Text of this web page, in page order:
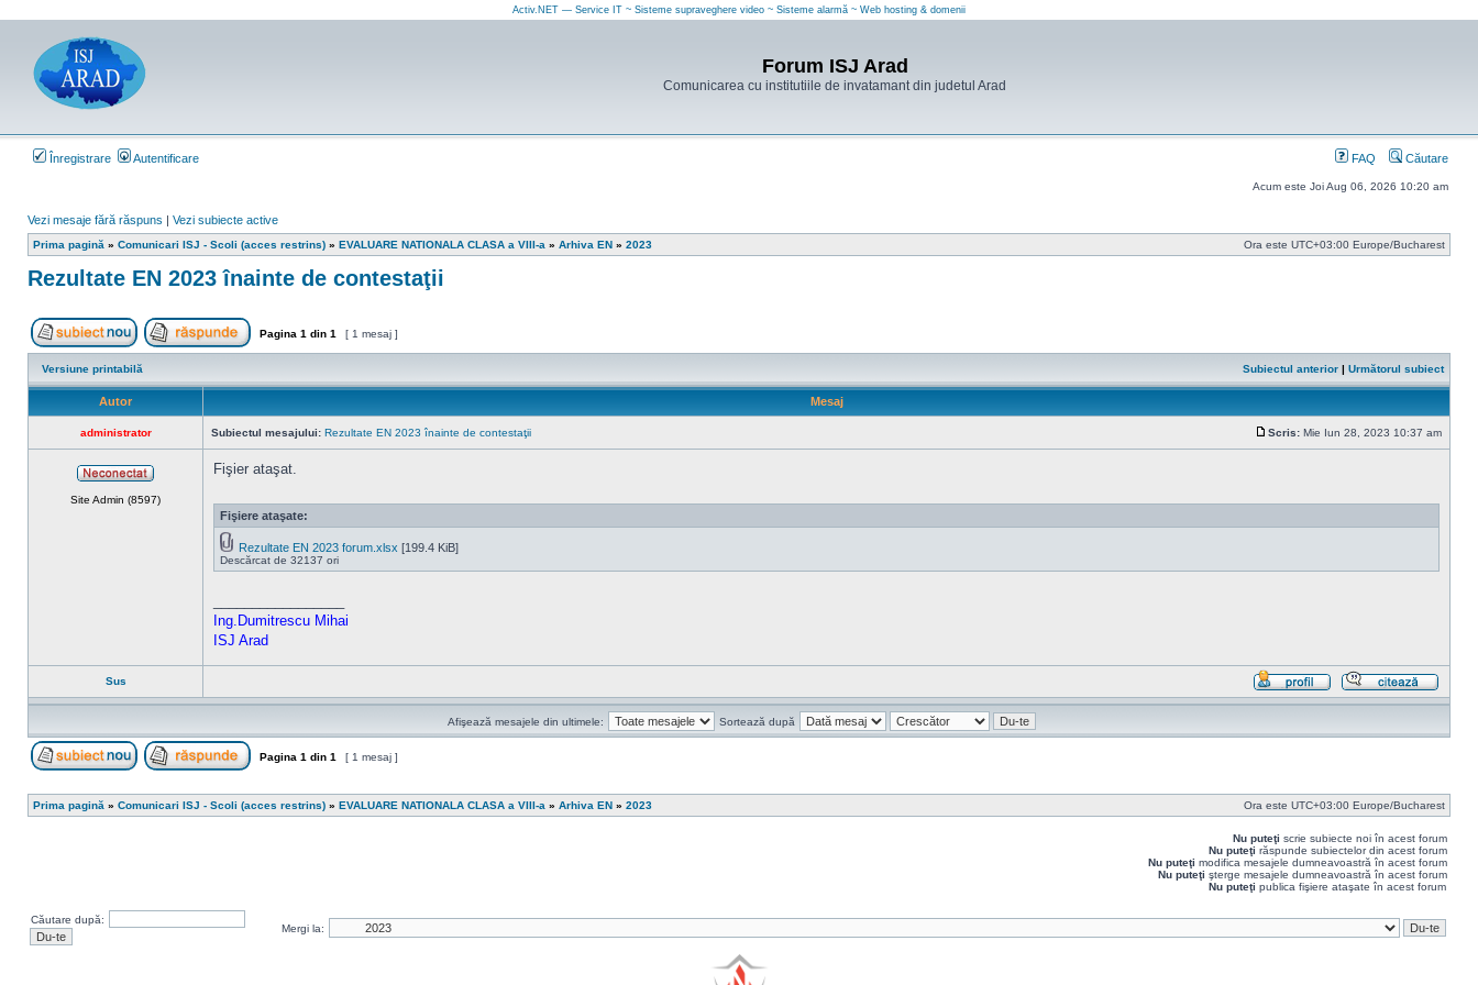
Activ.NET — Service IT ~ Sisteme supraveghere video ~ Sisteme alarmă ~ Web hosting & domenii
Forum ISJ Arad
Comunicarea cu institutiile de invatamant din judetul Arad
Înregistrare Autentificare FAQ Căutare
Acum este Joi Aug 06, 2026 10:20 am
Vezi mesaje fără răspuns | Vezi subiecte active
Prima pagină » Comunicari ISJ - Scoli (acces restrins) » EVALUARE NATIONALA CLASA a VIII-a » Arhiva EN » 2023 Ora este UTC+03:00 Europe/Bucharest
Rezultate EN 2023 înainte de contestaţii
Scrie un subiect nou Răspunde la subiect
Pagina 1 din 1 [ 1 mesaj ]
Versiune printabilă Subiectul anterior | Următorul subiect
Autor Mesaj
administrator Subiectul mesajului: Rezultate EN 2023 înainte de contestaţii
Scris: Mie Iun 28, 2023 10:37 am
Site Admin (8597)
Fişier ataşat.
Fişiere ataşate:
Rezultate EN 2023 forum.xlsx [199.4 KiB]
Descărcat de 32137 ori
Ing.Dumitrescu Mihai
ISJ Arad
Sus
cu
Profil
Afişează mesajele din ultimele:
Sortează după
Pagina 1 din 1 [ 1 mesaj ]
Prima pagină » Comunicari ISJ - Scoli (acces restrins) » EVALUARE NATIONALA CLASA a VIII-a » Arhiva EN » 2023 Ora este UTC+03:00 Europe/Bucharest
Nu puteţi scrie subiecte noi în acest forum
Nu puteţi răspunde subiectelor din acest forum
Nu puteţi modifica mesajele dumneavoastră în acest forum
Nu puteţi şterge mesajele dumneavoastră în acest forum
Nu puteţi publica fişiere ataşate în acest forum
Căutare după:
Mergi la: